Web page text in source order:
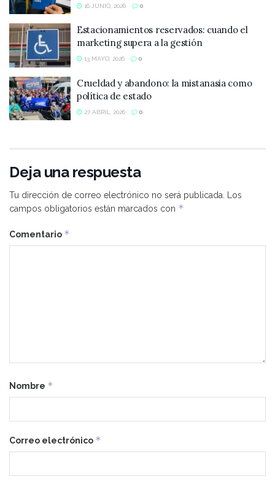
16 JUNIO, 2026 0
Estacionamientos reservados: cuando el
marketing supera a la gestión
13 MAYO, 2026 0
Crueldad y abandono: la mistanasia como
política de estado
27 ABRIL, 2026 0
Deja una respuesta
Tu dirección de correo electrónico no será publicada.
Los
campos obligatorios están marcados con *
Comentario *
Nombre *
Correo electrónico *